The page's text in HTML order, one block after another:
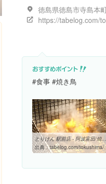
#食事 #焼き鳥
とりけん 駅前店 - 阿波富田/焼鳥 [食べログ]
出典：tabelog.com/tokushima/A3601/A360101/36005010